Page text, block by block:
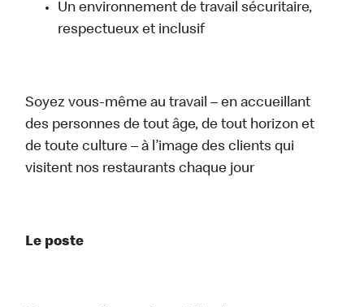
Un environnement de travail sécuritaire,
respectueux et inclusif
Soyez vous-même au travail – en accueillant
des personnes de tout âge, de tout horizon et
de toute culture – à l’image des clients qui
visitent nos restaurants chaque jour
Le poste